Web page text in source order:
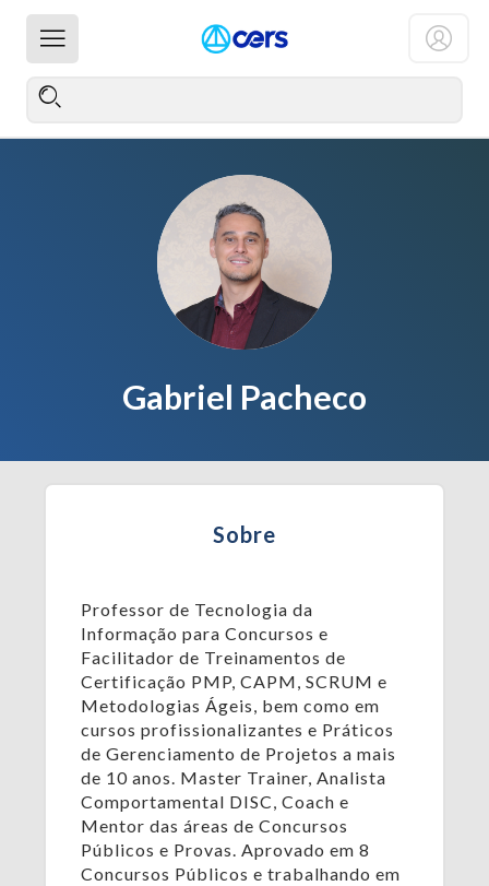
Gabriel Pacheco
Sobre
Professor de Tecnologia da
Informação para Concursos e
Facilitador de Treinamentos de
Certificação PMP, CAPM, SCRUM e
Metodologias Ágeis, bem como em
cursos profissionalizantes e Práticos
de Gerenciamento de Projetos a mais
de 10 anos. Master Trainer, Analista
Comportamental DISC, Coach e
Mentor das áreas de Concursos
Públicos e Provas. Aprovado em 8
Concursos Públicos e trabalhando em